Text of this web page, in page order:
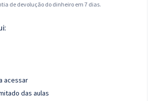
de devolução do dinheiro em 7 dias.
acessar
das aulas